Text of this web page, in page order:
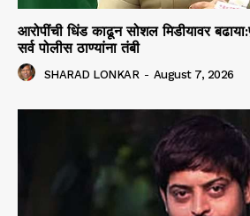
आरोपींची धिंड काढून सोशल मिडीयावर
सर्व पोलीस ठाण्यांना तंबी
SHARAD LONKAR - August 7, 2026